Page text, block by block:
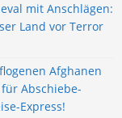
mit Anschlägen:
Land vor Terror
Afghanen
Abschiebe-
Express!